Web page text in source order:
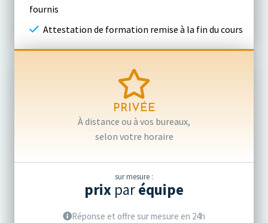
fournis
Attestation de formation remise à la fin du cours
PRIVÉE
À distance ou à vos bureaux,
selon votre horaire
sur mesure :
prix paréquipe
Réponse et offre sur mesure en 24h